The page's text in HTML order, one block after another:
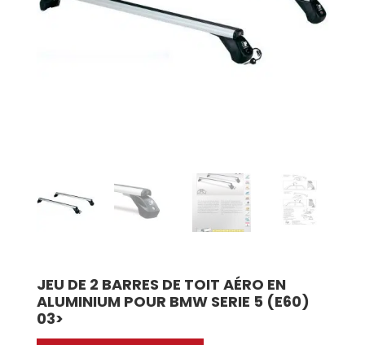
JEU DE 2 BARRES DE TOIT AÉRO EN
ALUMINIUM POUR BMW SERIE 5 (E60)
03>